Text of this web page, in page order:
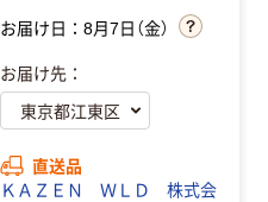
お届け日：8月7日（金）
お届け先：
直送品
ＫＡＺＥＮ ＷＬＤ 株式会